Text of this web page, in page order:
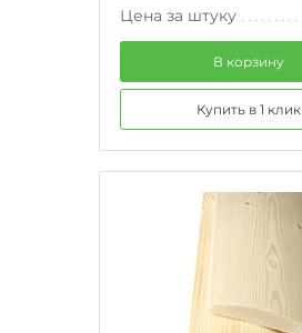
Цена за штуку
В корзину
Купить в 1 клик